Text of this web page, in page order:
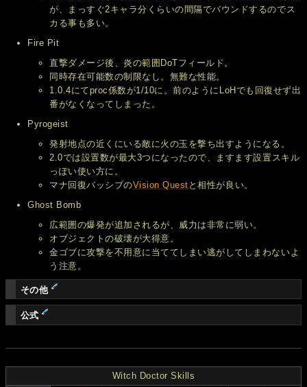
が、まっすぐ2キャラ分くらいの間隔でバウンドするのでス
カる事も多い。
Fire Pit
直撃ダメージ後、炎の範囲DoTフィールド。
同時存在可能数の制限なし。無難な性能。
1.0.4にてproc係数が1/10に。前のようにLoHでも回復せず出
番がなくなってしまった。
Pyrogeist
発射地点の近くにいる敵に火の玉を撃ち出すようになる。
2.0では設置数が最大3つになったので、ますます設置スキル
っぽい使い方に。
マナ回復パッシブのVision Quest と相性が良い。
Ghost Bomb
広範囲の爆発が追加されるが、威力は非常に弱い。
オブジェクトの破壊が大得意。
金ゴブに攻撃を不用意に当ててしまい逃がしてしまわないよ
う注意。
その他
公式
Witch Doctor Skills